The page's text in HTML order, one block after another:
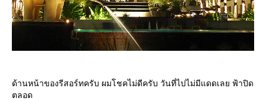
ด้านหน้าของรีสอร์ทครับ ผมโชคไม่ดีครับ วันที่ไปไม่มีแดดเลย ฟ้าปิด
ตลอด